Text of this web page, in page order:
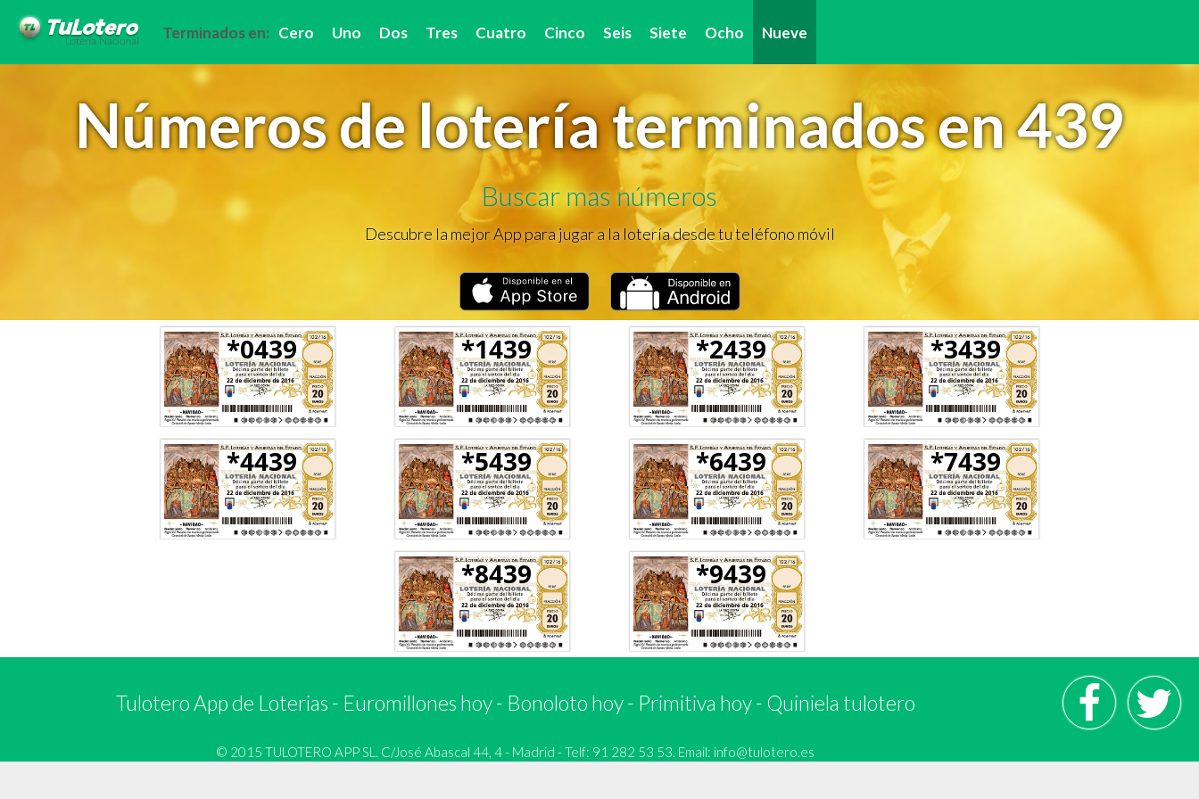
Terminados en: Cero Uno Dos Tres Cuatro Cinco Seis Siete Ocho Nueve
Números de lotería terminados en 439
Buscar mas números
Descubre la mejor App para jugar a la lotería desde tu teléfono móvil
*0439 *1439 *2439 *3439
*4439 *5439 *6439 *7439
*8439 *9439
Tulotero App de Loterias - Euromillones hoy- Bonoloto hoy- Primitiva hoy- Quiniela tulotero
© 2015 TULOTERO APP SL. C/José Abascal 44, 4 - Madrid - Telf: 91 282 53 53. Email: info@tulotero.es